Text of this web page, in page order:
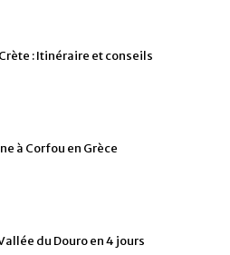
: Itinéraire et conseils
à Corfou en Grèce
du Douro en 4 jours